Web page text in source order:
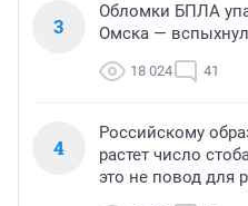
3
Обломки БПЛА
Омска —
18 024 41
4
Российскому
растет число
это не повод для